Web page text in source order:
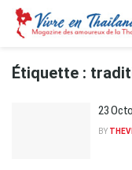
Étiquette :
23
BY